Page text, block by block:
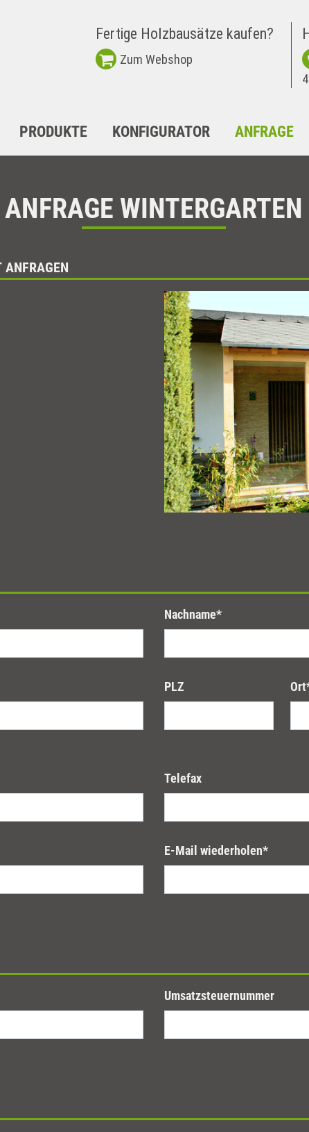
Fertige Holzbausätze kaufen?
Zum Webshop
PRODUKTE KONFIGURATOR ANFRAGE
ANFRAGE WINTERGARTEN
ANFRAGEN
Nachname*
PLZ Ort
Telefax
E-Mail wiederholen*
Umsatzsteuernummer